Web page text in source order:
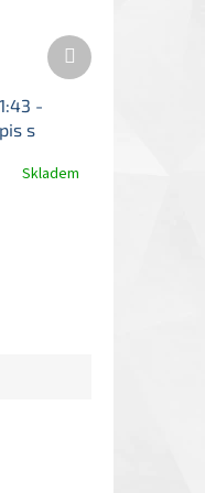
-
s
Skladem
Další
produkt